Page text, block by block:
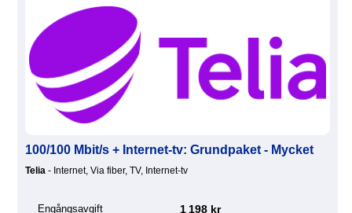
100/100 Mbit/s + Internet-tv: Grundpaket - Mycket
Telia - Internet, Via fiber, TV, Internet-tv
Engångsavgift 1 198 kr